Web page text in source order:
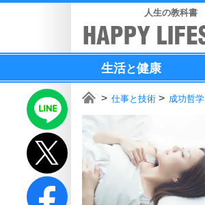
人生の教科書
生活と健康
仕事と技術 成功哲学